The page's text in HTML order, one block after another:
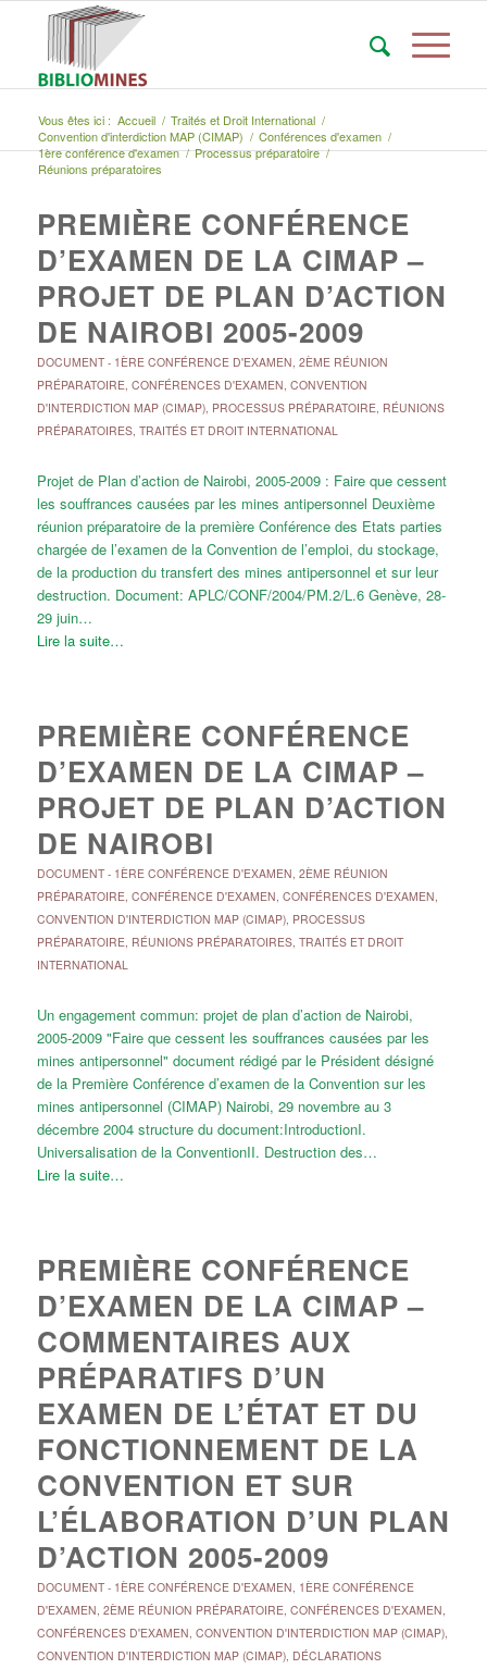
Vous êtes ici : Accueil / Traités et Droit International /
Convention d'interdiction MAP (CIMAP) / Conférences d'examen /
1ère conférence d'examen / Processus préparatoire /
Réunions préparatoires
PREMIÈRE CONFÉRENCE
D’EXAMEN DE LA CIMAP –
PROJET DE PLAN D’ACTION
DE NAIROBI 2005-2009
DOCUMENT- 1ÈRE CONFÉRENCE D'EXAMEN, 2ÈME RÉUNION
PRÉPARATOIRE, CONFÉRENCES D'EXAMEN, CONVENTION
D'INTERDICTION MAP (CIMAP), PROCESSUS PRÉPARATOIRE, RÉUNIONS
PRÉPARATOIRES, TRAITÉS ET DROIT INTERNATIONAL
Projet de Plan d’action de Nairobi, 2005-2009 : Faire que cessent
les souffrances causées par les mines antipersonnel Deuxième
réunion préparatoire de la première Conférence des Etats parties
chargée de l’examen de la Convention de l’emploi, du stockage,
de la production du transfert des mines antipersonnel et sur leur
destruction. Document: APLC/CONF/2004/PM.2/L.6 Genève, 28-
29 juin…
Lire la suite…
PREMIÈRE CONFÉRENCE
D’EXAMEN DE LA CIMAP –
PROJET DE PLAN D’ACTION
DE NAIROBI
DOCUMENT- 1ÈRE CONFÉRENCE D'EXAMEN, 2ÈME RÉUNION
PRÉPARATOIRE, CONFÉRENCE D'EXAMEN, CONFÉRENCES D'EXAMEN,
CONVENTION D'INTERDICTION MAP (CIMAP), PROCESSUS
PRÉPARATOIRE, RÉUNIONS PRÉPARATOIRES, TRAITÉS ET DROIT
INTERNATIONAL
Un engagement commun: projet de plan d’action de Nairobi,
2005-2009 "Faire que cessent les souffrances causées par les
mines antipersonnel" document rédigé par le Président désigné
de la Première Conférence d’examen de la Convention sur les
mines antipersonnel (CIMAP) Nairobi, 29 novembre au 3
décembre 2004 structure du document:IntroductionI.
Universalisation de la ConventionII. Destruction des…
Lire la suite…
PREMIÈRE CONFÉRENCE
D’EXAMEN DE LA CIMAP –
COMMENTAIRES AUX
PRÉPARATIFS D’UN
EXAMEN DE L’ÉTAT ET DU
FONCTIONNEMENT DE LA
CONVENTION ET SUR
L’ÉLABORATION D’UN PLAN
D’ACTION 2005-2009
DOCUMENT- 1ÈRE CONFÉRENCE D'EXAMEN, 1ÈRE CONFÉRENCE
D'EXAMEN, 2ÈME RÉUNION PRÉPARATOIRE, CONFÉRENCES D'EXAMEN,
CONFÉRENCES D'EXAMEN, CONVENTION D'INTERDICTION MAP (CIMAP),
CONVENTION D'INTERDICTION MAP (CIMAP), DÉCLARATIONS